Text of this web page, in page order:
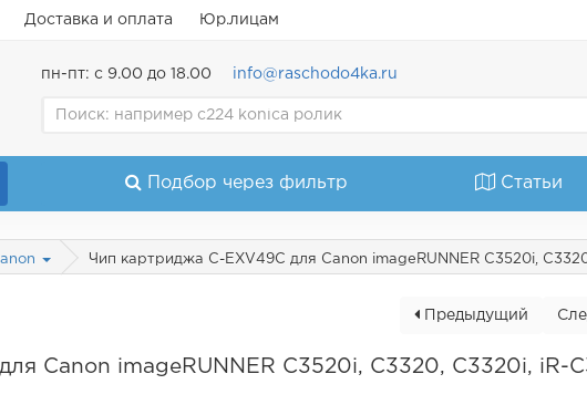
Доставка и оплата Юр.лицам
пн-пт: с 9.00 до 18.00 info@raschodo4ka.ru
Подбор через фильтр Статьи
Чип картриджа C-EXV49C для Canon imageRUNNER C3520i,
Предыдущий
Canon imageRUNNER C3520i, C3320, C3320i, iR-